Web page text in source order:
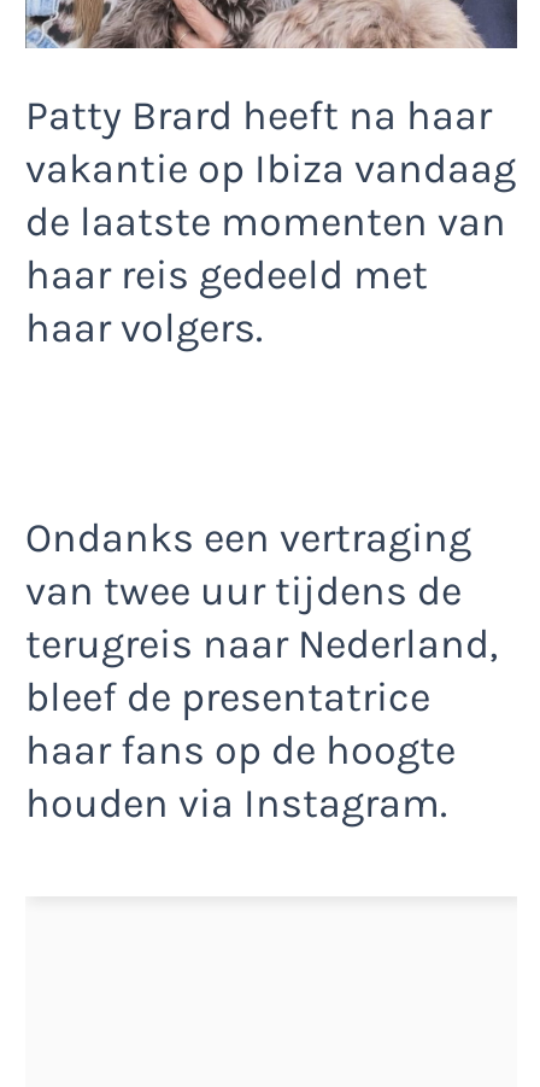
Patty Brard heeft na haar
vakantie op Ibiza vandaag
de laatste momenten van
haar reis gedeeld met
haar volgers.
Ondanks een vertraging
van twee uur tijdens de
terugreis naar Nederland,
bleef de presentatrice
haar fans op de hoogte
houden via Instagram.